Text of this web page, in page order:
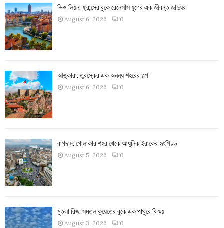
ভিও লিয়ন: ফ্রান্সের বুকে রেনেসাঁস যুগের এক জীবন্ত জাদুঘর
August 6, 2026 0
আঙ্কারা: তুরস্কের এক অনন্য শহরের গল্প
August 6, 2026 0
বাগদাদ: গোলাকার শহর থেকে আধুনিক ইরাকের হৃৎপিণ্ড
August 5, 2026 0
মুতলা রিজ: সমতল কুয়েতের বুকে এক পাথুরে বিস্ময়
August 3, 2026 0